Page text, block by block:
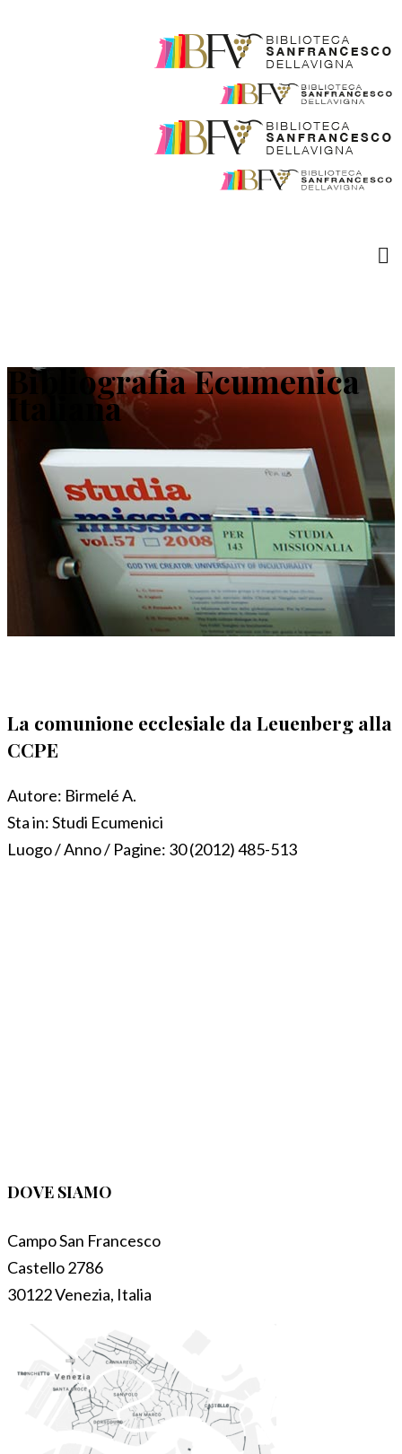
Bibliografia Ecumenica
Italiana
La comunione ecclesiale da Leuenberg alla
CCPE
Autore: Birmelé A.
Sta in:Studi Ecumenici
Luogo / Anno / Pagine: 30 (2012) 485-513
DOVE SIAMO
Campo San Francesco
Castello 2786
30122 Venezia, Italia